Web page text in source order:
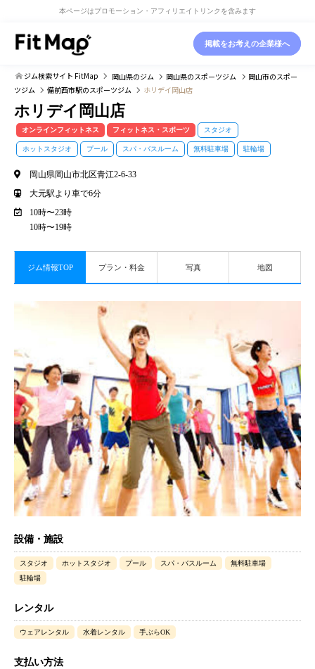
本ページはプロモーション・アフィリエイトリンクを含みます
掲載をお考えの企業様へ
ジム検索サイト FitMap 岡山県のジム 岡山県のスポーツジム 岡山市のスポー
ツジム
備前西市駅のスポーツジム ホリデイ岡山店
ホリデイ岡山店
オンラインフィットネス フィットネス・スポーツ スタジオ
ホットスタジオ プール スパ・バスルーム 無料駐車場 駐輪場
岡山県岡山市北区青江2-6-33
大元駅より車で6分
10時〜23時
10時〜19時
ジム情報TOP プラン・料金 写真 地図
設備・施設
スタジオ ホットスタジオ プール スパ・バスルーム
無料駐車場
駐輪場
レンタル
ウェアレンタル 水着レンタル 手ぶらOK
支払い方法